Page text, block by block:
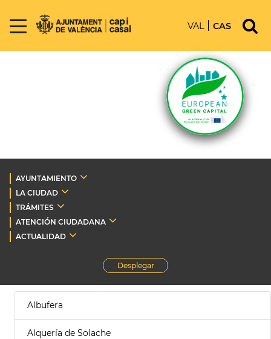
VAL CAS
AYUNTAMIENTO
LA CIUDAD
TRÁMITES
ATENCIÓN CIUDADANA
ACTUALIDAD
Desplegar
Albufera
Alquería de Solache